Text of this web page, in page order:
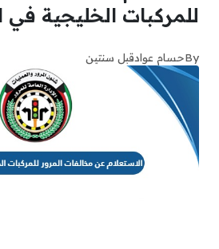
للمركبات الخليجية في
Byحسام عوادقبل سنتين